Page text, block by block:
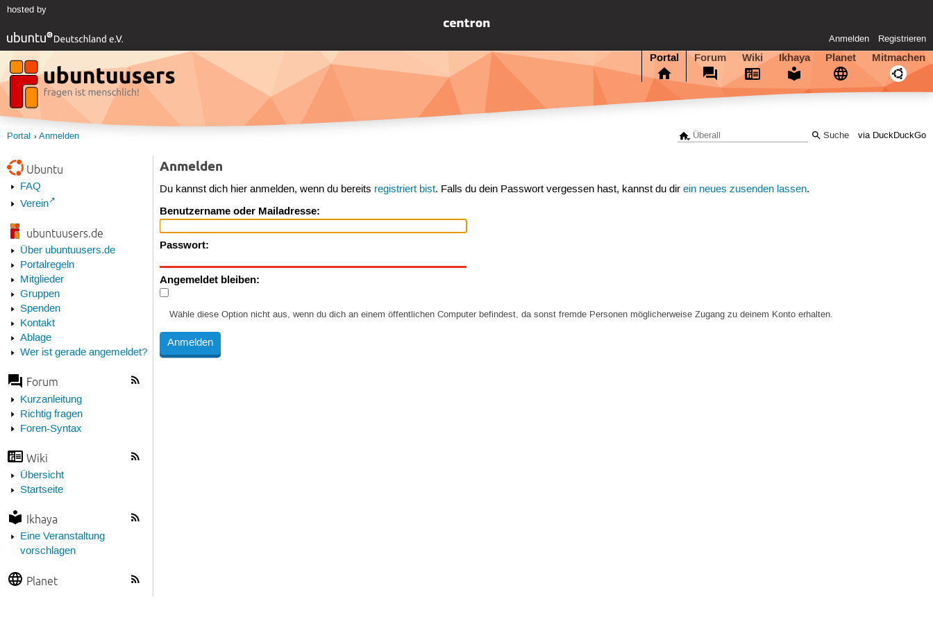
hosted by
Anmelden Registrieren
Portal Forum Wiki Ikhaya Planet Mitmachen
via DuckDuckGo
Portal Anmelden
Ubuntu
FAQ
Verein
ubuntuusers.de
Über ubuntuusers.de
Portalregeln
Mitglieder
Gruppen
Spenden
Kontakt
Ablage
Wer ist gerade angemeldet?
Forum
Kurzanleitung
Richtig fragen
Foren-Syntax
Wiki
Übersicht
Startseite
Ikhaya
Eine Veranstaltung
vorschlagen
Planet
Anmelden
Du kannst dich hier anmelden, wenn du bereits registriert bist. Falls du dein Passwort vergessen hast, kannst du direin neues zusenden lassen.
Benutzername oder Mailadresse:
Passwort:
Angemeldet bleiben:
Wähle diese Option nicht aus, wenn du dich an einem öffentlichen Computer befindest, da sonst fremde Personen möglicherweise Zugang zu deinem Konto erhalten.